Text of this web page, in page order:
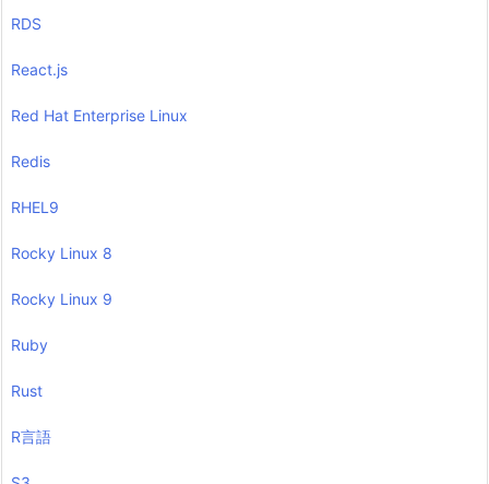
RDS
React.js
Red Hat Enterprise Linux
Redis
RHEL9
Rocky Linux 8
Rocky Linux 9
Ruby
Rust
R言語